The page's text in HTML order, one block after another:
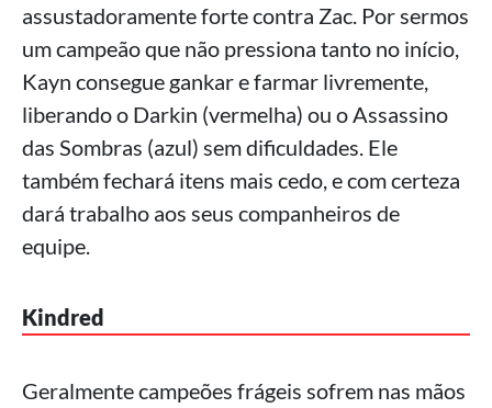
assustadoramente forte contra Zac. Por sermos
um campeão que não pressiona tanto no início,
Kayn consegue gankar e farmar livremente,
liberando o Darkin (vermelha) ou o Assassino
das Sombras (azul) sem dificuldades. Ele
também fechará itens mais cedo, e com certeza
dará trabalho aos seus companheiros de
equipe.
Kindred
Geralmente campeões frágeis sofrem nas mãos